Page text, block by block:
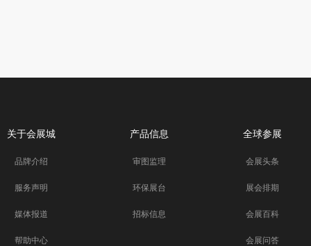
关于会展城
品牌介绍
服务声明
媒体报道
帮助中心
产品信息
审图监理
环保展台
招标信息
全球参展
会展头条
展会排期
会展百科
会展问答